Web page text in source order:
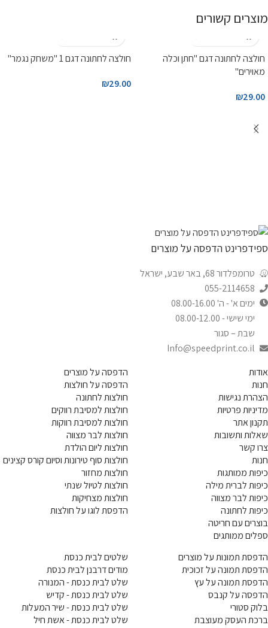
מוצרים קשורים
חולצה לחתונה דגם "חתן וכלה
מאוירים"
₪29.00
חולצה לחתונה דגם 1 "משחק נגמר"
₪29.00
ספידפרינט הדפסה על מוצרים
טרומפלדור 68, באר שבע, ישראל
055-2114658
ימים א' - ה' 08.00-16.00
ימי שישי - 08.00-12.00
שבת – סגור
Info@speedprint.co.il
אודות
חנות
הצהרת נגישות
מדיניות פרטיות
תקנון אתר
שאלות ותשובות
צרו קשר
חנות
כיפות ממותגות
כיפות לברית מילה
כיפות לבר מצווה
כיפות לחתונה
בוצרים עם חריטה
ספלים ממותגים
הדפסה על מוצרים
הדפסה על חולצות
חולצות לחתונה
חולצות למסיבת רווקים
חולצות למסיבת רווקות
חולצות לבר מצווה
חולצות ליום הולדת
חולצות סוף טירונות וסיום קורס קצינים
חולצות מחזור
חולצות לטיול שנתי
חולצות מצחיקות
הדפסת לוגו על חולצות
הדפסת תמונות על מוצרים
הדפסת תמונה על זכוכית
הדפסת תמונה על עץ
הדפסה על קנבס
בלוק סטורי
ברכת העסק מעוצבת
שלטים לבית כנסת
מודים דרבנן לבית כנסת
שלט לבית כנסת - המנורה
שלט לבית כנסת - קדיש
שלט לבית כנסת - שיר המעלות
שלט לבית כנסת - אשת חיל